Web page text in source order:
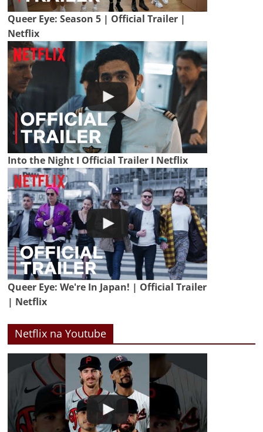
Queer Eye: Season 5 | Official Trailer |
Netflix
Into the Night I Official Trailer I Netflix
Queer Eye: We're In Japan! | Official Trailer
| Netflix
Netflix na Youtube